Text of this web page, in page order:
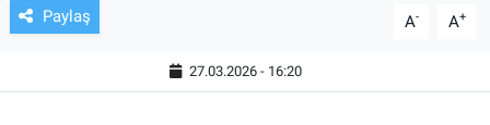
Paylaş A- A+
27.03.2026 - 16:20
EKONOMİ